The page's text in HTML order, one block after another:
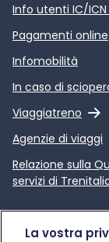
Info utenti IC/ICN
Pagamenti online
Infomobilità
In caso di
Viaggiatreno
Link esterno
Agenzie di viaggi
Relazione sulla
servizi di
Link esterno
La vostra